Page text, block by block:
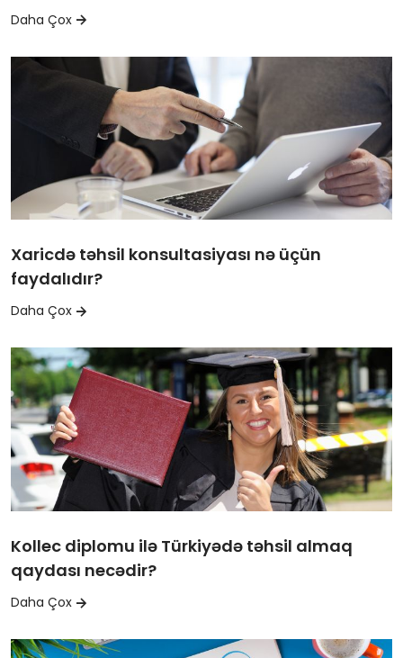
Daha Çox
Xaricdə təhsil konsultasiyası nə üçün
faydalıdır?
Daha Çox
Kollec diplomu ilə Türkiyədə təhsil almaq
qaydası necədir?
Daha Çox